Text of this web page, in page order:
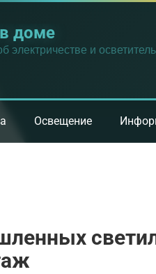
доме
электричестве и
Освещение